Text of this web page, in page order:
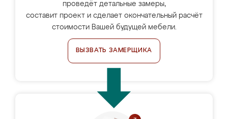
проведёт детальные замеры,
составит проект и сделает окончательный расчёт
стоимости Вашей будущей мебели.
ВЫЗВАТЬ ЗАМЕРЩИКА